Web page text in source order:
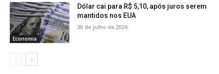
Economia
Dólar cai para R$ 5,10, após juros serem
mantidos nos EUA
30 de julho de 2026